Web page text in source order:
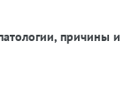
причины и